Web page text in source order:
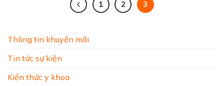
Thông tin khuyến mãi
Tin tức sự kiện
Kiến thức y khoa
1 2 3